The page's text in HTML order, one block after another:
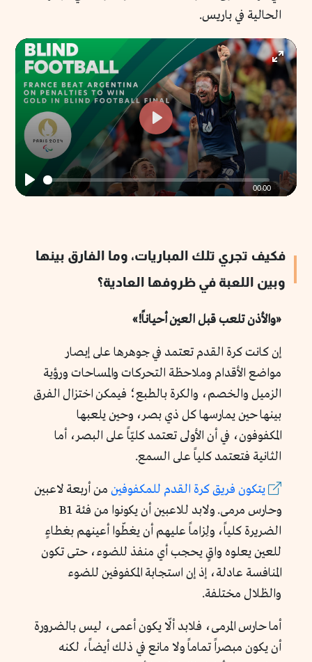
الحالية في باريس.
Play
00:00
Enter
Play
فكيف تجري تلك المباريات، وما الفارق بينها
وبين اللعبة في ظروفها العادية؟
«والأذن تلعب قبل العين أحياناً!»
إن كانت كرة القدم تعتمد في جوهرها على إبصار
مواضع الأقدام وملاحظة التحركات والمساحات ورؤية
الزميل والخصم، والكرة بالطبع؛ فيمكن اختزال الفرق
بينها حين يمارسها كل ذي بصر، وحين يلعبها
المكفوفون، في أن الأولى تعتمد كليّاً على البصر، أما
الثانية فتعتمد كلياً على السمع.
يتكون فريق كرة القدم للمكفوفين من أربعة لاعبين
وحارس مرمى. ولابد للاعبين أن يكونوا من فئة B1
الضريرة كلياً، ولِزاماً عليهم أن يغطّوا أعينهم بغطاءٍ
للعين يعلوه واقٍ يحجب أي منفذ للضوء، حتى تكون
المنافسة عادلة، إذ إن استجابة المكفوفين للضوء
والظلال مختلفة.
أما حارس المرمى، فلابد ألّا يكون أعمى، ليس بالضرورة
أن يكون مبصراً تماماً ولا مانع في ذلك أيضاً، لكنه